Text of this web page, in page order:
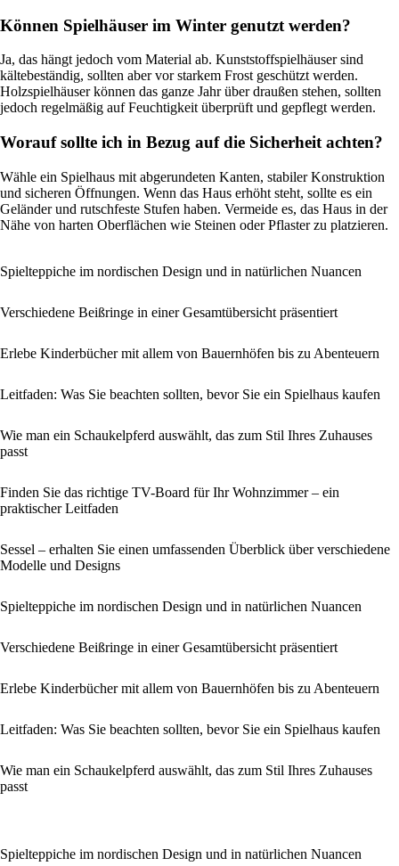
Können Spielhäuser im Winter genutzt werden?
Ja, das hängt jedoch vom Material ab. Kunststoffspielhäuser sind
kältebeständig, sollten aber vor starkem Frost geschützt werden.
Holzspielhäuser können das ganze Jahr über draußen stehen, sollten
jedoch regelmäßig auf Feuchtigkeit überprüft und gepflegt werden.
Worauf sollte ich in Bezug auf die Sicherheit achten?
Wähle ein Spielhaus mit abgerundeten Kanten, stabiler Konstruktion
und sicheren Öffnungen. Wenn das Haus erhöht steht, sollte es ein
Geländer und rutschfeste Stufen haben. Vermeide es, das Haus in der
Nähe von harten Oberflächen wie Steinen oder Pflaster zu platzieren.
Spielteppiche im nordischen Design und in natürlichen Nuancen
Verschiedene Beißringe in einer Gesamtübersicht präsentiert
Erlebe Kinderbücher mit allem von Bauernhöfen bis zu Abenteuern
Leitfaden: Was Sie beachten sollten, bevor Sie ein Spielhaus kaufen
Wie man ein Schaukelpferd auswählt, das zum Stil Ihres Zuhauses
passt
Finden Sie das richtige TV-Board für Ihr Wohnzimmer – ein
praktischer Leitfaden
Sessel – erhalten Sie einen umfassenden Überblick über verschiedene
Modelle und Designs
Spielteppiche im nordischen Design und in natürlichen Nuancen
Verschiedene Beißringe in einer Gesamtübersicht präsentiert
Erlebe Kinderbücher mit allem von Bauernhöfen bis zu Abenteuern
Leitfaden: Was Sie beachten sollten, bevor Sie ein Spielhaus kaufen
Wie man ein Schaukelpferd auswählt, das zum Stil Ihres Zuhauses
passt
Spielteppiche im nordischen Design und in natürlichen Nuancen